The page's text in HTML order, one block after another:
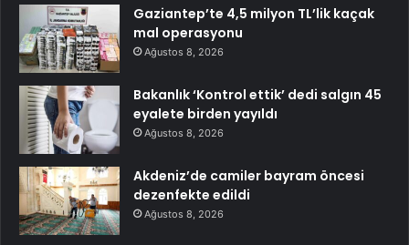
Gaziantep’te 4,5 milyon TL’lik kaçak
mal operasyonu
Ağustos 8, 2026
Bakanlık ‘Kontrol ettik’ dedi salgın 45
eyalete birden yayıldı
Ağustos 8, 2026
Akdeniz’de camiler bayram öncesi
dezenfekte edildi
Ağustos 8, 2026